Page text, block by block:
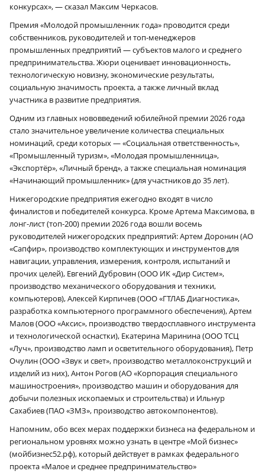
конкурсах», — сказал Максим Черкасов.
Премия «Молодой промышленник года» проводится среди
собственников, руководителей и топ-менеджеров
промышленных предприятий — субъектов малого и среднего
предпринимательства. Жюри оценивает инновационность,
технологическую новизну, экономические результаты,
социальную значимость проекта, а также личный вклад
участника в развитие предприятия.
Одним из главных нововведений юбилейной премии 2026 года
стало значительное увеличение количества специальных
номинаций, среди которых — «Социальная ответственность»,
«Промышленный туризм», «Молодая промышленница»,
«Экспортёр», «Личный бренд», а также специальная номинация
«Начинающий промышленник» (для участников до 35 лет).
Нижегородские предприятия ежегодно входят в число
финалистов и победителей конкурса. Кроме Артема Максимова, в
лонг-лист (топ-200) премии 2026 года вошли восемь
руководителей нижегородских предприятий: Артем Доронин (АО
«Сапфир», производство комплектующих и инструментов для
навигации, управления, измерения, контроля, испытаний и
прочих целей), Евгений Дубровин (ООО ИК «Дир Систем»,
производство механического оборудования и техники,
компьютеров), Алексей Кирпичев (ООО «ГТЛАБ Диагностика»,
разработка компьютерного программного обеспечения), Артем
Малов (ООО «Аксис», производство твердосплавного инструмента
и технологической оснастки), Екатерина Маринина (ООО ТСЦ
«Луч», производство ламп и осветительного оборудования), Петр
Очулин (ООО «Звук и свет», производство металлоконструкций и
изделий из них), Антон Рогов (АО «Корпорация специального
машиностроения», производство машин и оборудования для
добычи полезных ископаемых и строительства) и Ильнур
Сахабиев (ПАО «ЗМЗ», производство автокомпонентов).
Напомним, обо всех мерах поддержки бизнеса на федеральном и
региональном уровнях можно узнать в центре «Мой бизнес»
(мойбизнес52.рф), который действует в рамках федерального
проекта «Малое и среднее предпринимательство»